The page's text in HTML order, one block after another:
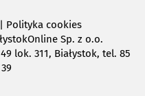
| Polityka cookies
Sp. z o.o.
lok. 311, Białystok, tel. 85